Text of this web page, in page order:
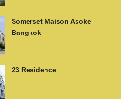
Somerset Maison Asoke
Bangkok
23 Residence